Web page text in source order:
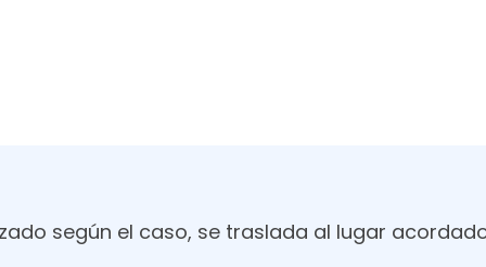
según el caso, se traslada al lugar